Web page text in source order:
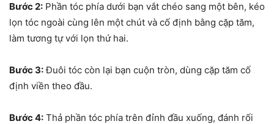
Bước 2: Phần tóc phía dưới bạn vắt chéo sang một bên, kéo
lọn tóc ngoài cùng lên một chút và cố định bằng cặp tăm,
làm tương tự với lọn thứ hai.
Bước 3:Đuôi tóc còn lại bạn cuộn tròn, dùng cặp tăm cố
định viền theo đầu.
Bước 4: Thả phần tóc phía trên đỉnh đầu xuống, đánh rối